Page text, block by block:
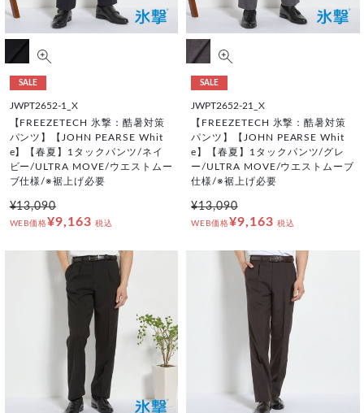
SALE
JWPT2652-1_X
【FREEZETECH 氷撃：酷暑対策
パンツ】【JOHN PEARSE Whit
e】【春夏】1タックパンツ/ネイ
ビー/ULTRA MOVE/ウエストムー
ブ仕様/※裾上げ必要
¥13,090
WEB価格¥9,163 税込
SALE
JWPT2652-21_X
【FREEZETECH 氷撃：酷暑対策
パンツ】【JOHN PEARSE Whit
e】【春夏】1タックパンツ/グレ
ー/ULTRA MOVE/ウエストムーブ
仕様/※裾上げ必要
¥13,090
WEB価格¥9,163 税込